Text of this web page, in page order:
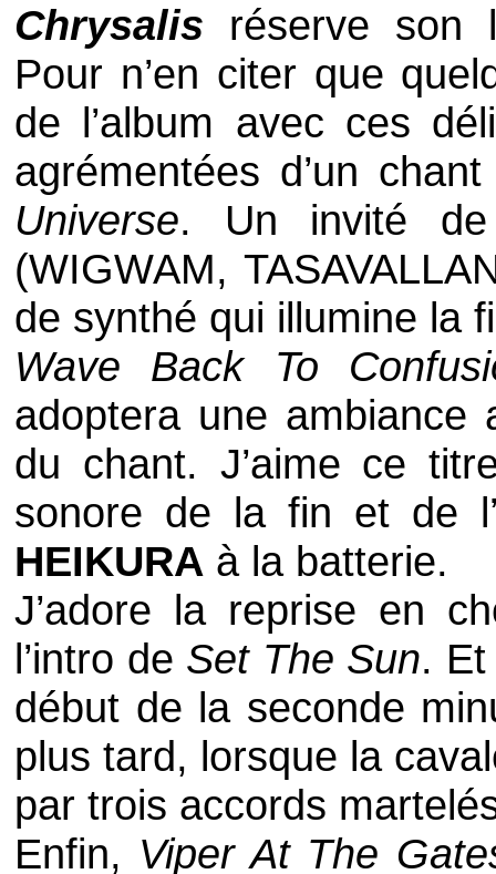
Chrysalis réserve son
Pour n’en citer que
de l’album avec ces
agrémentées d’un
Universe. Un invité
(WIGWAM,
de synthé qui illumine la
Wave Back To
adoptera une ambiance
du chant. J’aime ce
sonore de la fin et de
HEIKURA à la batterie.
J’adore la reprise en
l’intro de Set The Sun.
début de la seconde
plus tard, lorsque la
par trois accords
Enfin, Viper At The